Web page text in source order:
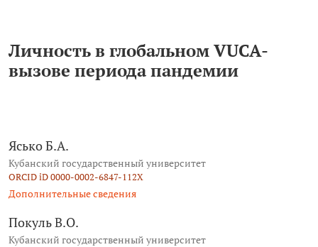
Личность в глобальном VUCA-
вызове периода пандемии
Ясько Б.А.
Кубанский государственный университет
ORCID iD 0000-0002-6847-112X
Дополнительные сведения
Покуль В.О.
Кубанский государственный университет